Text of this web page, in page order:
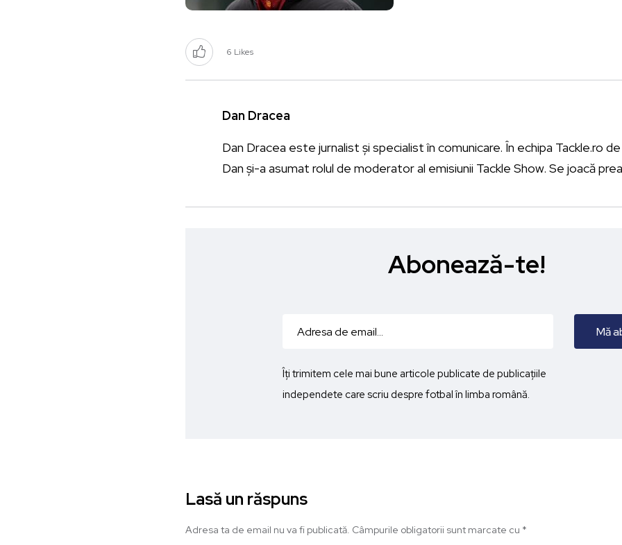
6 Likes
Dan Dracea
Dan Dracea este jurnalist și specialist în comunicare. În echipa Tackle.ro de
Dan și-a asumat rolul de moderator al emisiunii Tackle Show. Se joacă
Abonează-te!
Îți trimitem cele mai bune articole publicate de publicațiile
independete care scriu despre fotbal în limba română.
Lasă un răspuns
Adresa ta de email nu va fi publicată. Câmpurile obligatorii sunt marcate cu *